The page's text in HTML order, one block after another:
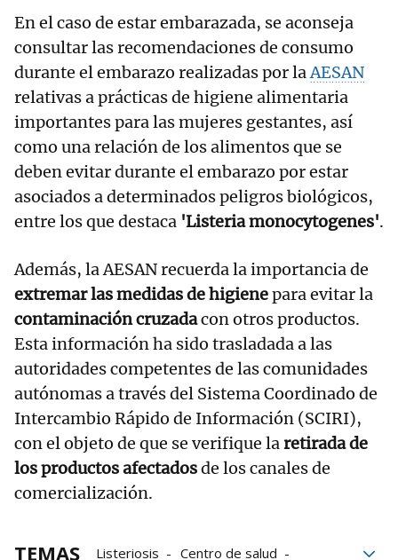
En el caso de estar embarazada, se aconseja
consultar las recomendaciones de consumo
durante el embarazo realizadas por laAESAN
relativas a prácticas de higiene alimentaria
importantes para las mujeres gestantes, así
como una relación de los alimentos que se
deben evitar durante el embarazo por estar
asociados a determinados peligros biológicos,
entre los que destaca 'Listeria monocytogenes'.
Además, la AESAN recuerda la importancia de
extremar las medidas de higienepara evitar la
contaminación cruzadacon otros productos.
Esta información ha sido trasladada a las
autoridades competentes de las comunidades
autónomas a través del Sistema Coordinado de
Intercambio Rápido de Información (SCIRI),
con el objeto de que se verifique laretirada de
los productos afectadosde los canales de
comercialización.
TEMAS Listeriosis Centro de salud